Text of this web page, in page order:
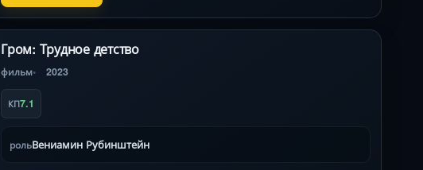
Гром: Трудное детство
фильм 2023
КП7.1
рольВениамин Рубинштейн